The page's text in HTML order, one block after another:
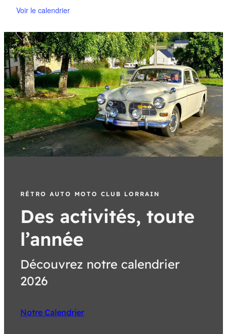
Voir le calendrier
RÉTRO AUTO MOTO CLUB LORRAIN
Des activités, toute
l’année
Découvrez notre calendrier
2026
Notre Calendrier